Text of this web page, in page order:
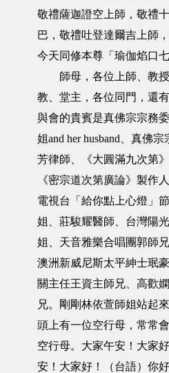
敬禮薩迦證空上師，敬禮
巴，敬禮吐登達爾吉上師
今天同修本尊「瑜伽焰口
師母，各位上師、教授
教、堂主，各位同門，還
與會的貴賓是真佛宗宗務
姐and her husband、真佛
芳律師、《大圓滿九次第
《密宗道次第廣論》製作
電視台「給你點上心燈」
姐、莊駿耀醫師、台灣陽
姐、天音雅樂合唱團郭師
澳洲新威尼斯太平紳士珉
關主任王資主師兄、高歡
兄。剛剛林依萱師姐站起
頭上有一位空行母，常常
空行母。大家午安！大家
安！大家好！（台語）你